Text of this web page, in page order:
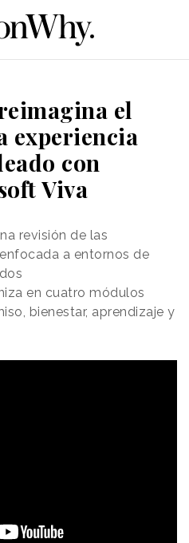
el
experiencia
con
Viva
revisión de las
a entornos de
en cuatro módulos
bienestar, aprendizaje y